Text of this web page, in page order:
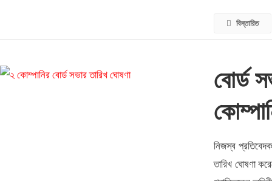
বিস্তারিত
বোর্ড
নিজস্ব
তারিখ ঘোষণা